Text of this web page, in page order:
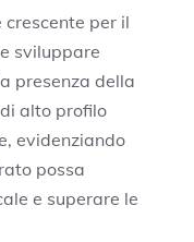
crescente per il
sviluppare
presenza della
alto profilo
evidenziando
possa
e superare le